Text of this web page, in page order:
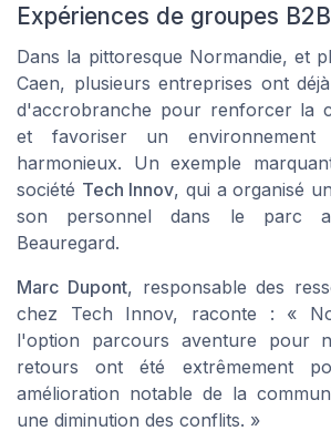
Expériences de groupes
Dans la pittoresque Normandie, et
Caen, plusieurs entreprises ont
d'accrobranche pour renforcer la
et favoriser un
harmonieux. Un exemple
société Tech Innov, qui a organisé
son personnel dans le parc
Beauregard.
Marc Dupont, responsable des
chez Tech Innov, raconte : «
l'option parcours aventure pour
retours ont été extrêmement
amélioration notable de la
une diminution des conflits. »